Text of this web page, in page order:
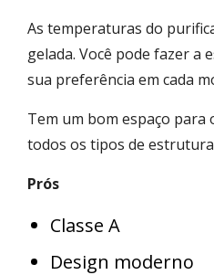
As temperaturas do
gelada. Você pode fazer a
sua preferência em cada
Tem um bom espaço para
todos os tipos de
Prós
Classe A
Design moderno